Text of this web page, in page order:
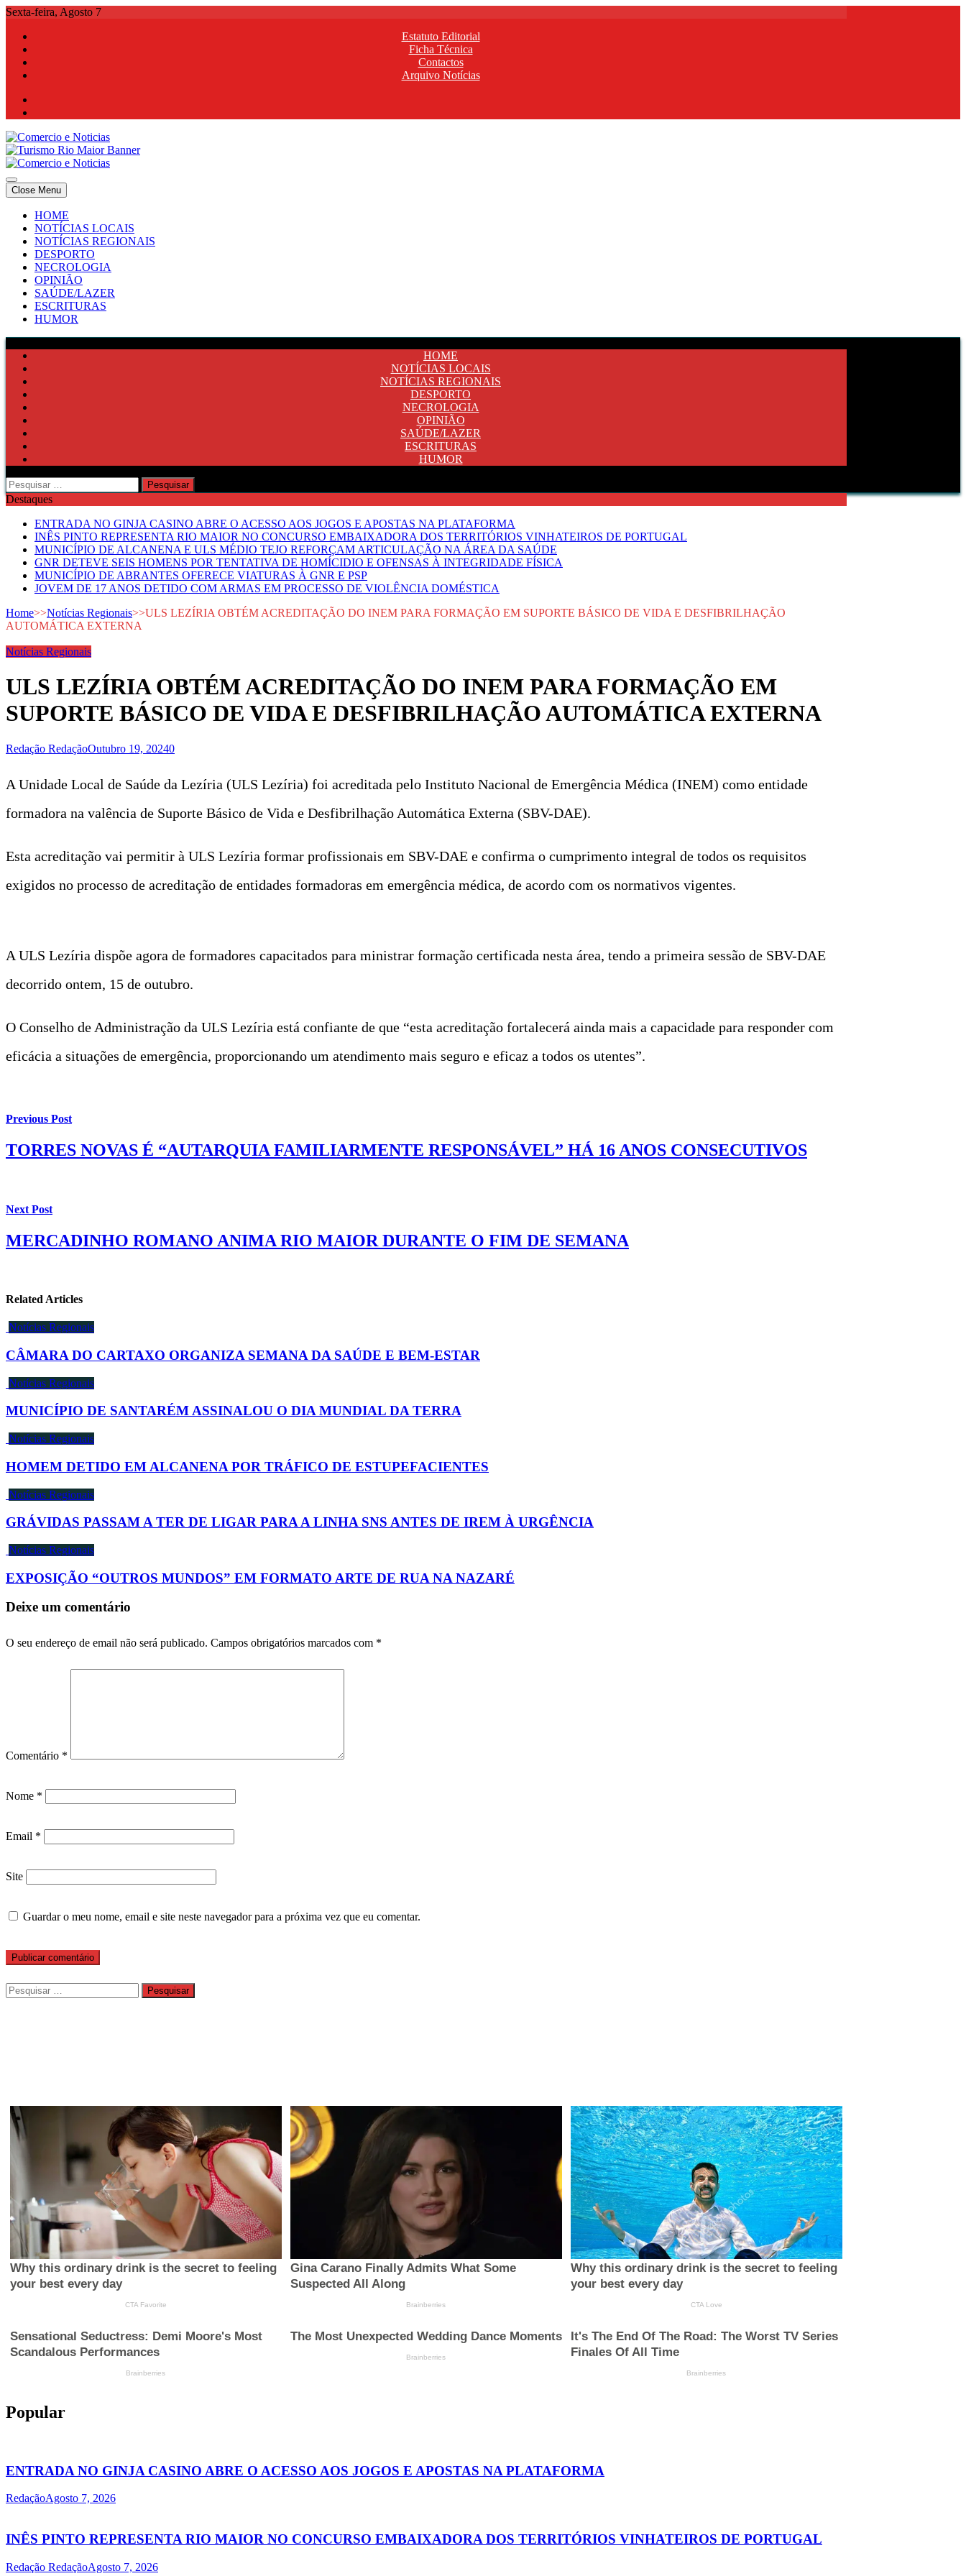
Skip
content
Sexta-feira, Agosto 7
Estatuto Editorial
Ficha Técnica
Contactos
Arquivo Notícias
Comercio e Noticias
Notícias e Publicidade Online
Comercio e Noticias
Notícias e Publicidade Online
Close Menu
HOME
NOTÍCIAS LOCAIS
NOTÍCIAS REGIONAIS
DESPORTO
NECROLOGIA
OPINIÃO
SAÚDE/LAZER
ESCRITURAS
HUMOR
HOME
NOTÍCIAS LOCAIS
NOTÍCIAS REGIONAIS
DESPORTO
NECROLOGIA
OPINIÃO
SAÚDE/LAZER
ESCRITURAS
HUMOR
Pesquisar
por:
Destaques
ENTRADA NO GINJA CASINO ABRE O ACESSO AOS JOGOS E APOSTAS NA PLATAFORMA
INÊS PINTO REPRESENTA RIO MAIOR NO CONCURSO EMBAIXADORA DOS TERRITÓRIOS VINHATEIROS DE PORTUGAL
MUNICÍPIO DE ALCANENA E ULS MÉDIO TEJO REFORÇAM ARTICULAÇÃO NA ÁREA DA SAÚDE
GNR DETEVE SEIS HOMENS POR TENTATIVA DE HOMÍCIDIO E OFENSAS À INTEGRIDADE FÍSICA
MUNICÍPIO DE ABRANTES OFERECE VIATURAS À GNR E PSP
JOVEM DE 17 ANOS DETIDO COM ARMAS EM PROCESSO DE VIOLÊNCIA DOMÉSTICA
Home>>Notícias Regionais>>ULS LEZÍRIA OBTÉM ACREDITAÇÃO DO INEM PARA FORMAÇÃO EM SUPORTE BÁSICO DE VIDA E DESFIBRILHAÇÃO
AUTOMÁTICA EXTERNA
Notícias Regionais
ULS LEZÍRIA OBTÉM ACREDITAÇÃO DO INEM PARA FORMAÇÃO EM
SUPORTE BÁSICO DE VIDA E DESFIBRILHAÇÃO AUTOMÁTICA EXTERNA
Redação RedaçãoOutubro 19, 20240
A Unidade Local de Saúde da Lezíria (ULS Lezíria) foi acreditada pelo Instituto Nacional de Emergência Médica (INEM) como entidade
formadora na valência de Suporte Básico de Vida e Desfibrilhação Automática Externa (SBV-DAE).
Esta acreditação vai permitir à ULS Lezíria formar profissionais em SBV-DAE e confirma o cumprimento integral de todos os requisitos
exigidos no processo de acreditação de entidades formadoras em emergência médica, de acordo com os normativos vigentes.
A ULS Lezíria dispõe agora de formadores capacitados para ministrar formação certificada nesta área, tendo a primeira sessão de SBV-DAE
decorrido ontem, 15 de outubro.
O Conselho de Administração da ULS Lezíria está confiante de que “esta acreditação fortalecerá ainda mais a capacidade para responder com
eficácia a situações de emergência, proporcionando um atendimento mais seguro e eficaz a todos os utentes”.
Previous Post
TORRES NOVAS É “AUTARQUIA FAMILIARMENTE RESPONSÁVEL” HÁ 16 ANOS CONSECUTIVOS
Next Post
MERCADINHO ROMANO ANIMA RIO MAIOR DURANTE O FIM DE SEMANA
Related Articles
Notícias Regionais
CÂMARA DO CARTAXO ORGANIZA SEMANA DA SAÚDE E BEM-ESTAR
Notícias Regionais
MUNICÍPIO DE SANTARÉM ASSINALOU O DIA MUNDIAL DA TERRA
Notícias Regionais
HOMEM DETIDO EM ALCANENA POR TRÁFICO DE ESTUPEFACIENTES
Notícias Regionais
GRÁVIDAS PASSAM A TER DE LIGAR PARA A LINHA SNS ANTES DE IREM À URGÊNCIA
Notícias Regionais
EXPOSIÇÃO “OUTROS MUNDOS” EM FORMATO ARTE DE RUA NA NAZARÉ
Deixe um comentário
O seu endereço de email não será publicado. Campos obrigatórios marcados com *
Comentário *
Nome *
Email *
Site
Guardar o meu nome, email e site neste navegador para a próxima vez que eu comentar.
Pesquisar
por:
Popular
ENTRADA NO GINJA CASINO ABRE O ACESSO AOS JOGOS E APOSTAS NA PLATAFORMA
RedaçãoAgosto 7, 2026
INÊS PINTO REPRESENTA RIO MAIOR NO CONCURSO EMBAIXADORA DOS TERRITÓRIOS VINHATEIROS DE PORTUGAL
Redação RedaçãoAgosto 7, 2026